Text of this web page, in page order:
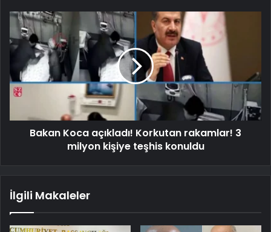
Bakan Koca açıkladı! Korkutan rakamlar! 3
milyon kişiye teşhis konuldu
İlgili Makaleler